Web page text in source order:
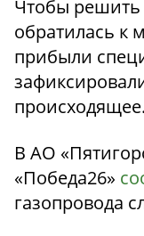
Чтобы
обратилась к
прибыли
происходящее.
В АО
«Победа26»
газопровода